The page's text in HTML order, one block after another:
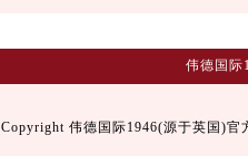
伟德国际
Copyright 伟德国际1946(源于英国)